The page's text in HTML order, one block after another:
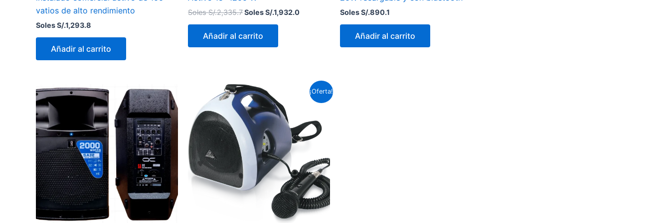
vatios de alto rendimiento
Soles S/.1,293.8
Añadir al carrito
Soles S/.2,335.7Soles S/.1,932.0
Añadir al carrito
Soles S/.890.1
Añadir al carrito
¡Oferta!
El
precio
original
era:
Soles
S/.388.1.
es:
Soles
S/.379.5.